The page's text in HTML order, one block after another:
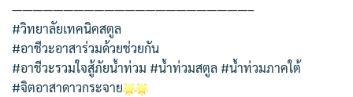
———————————————————————–
#วิทยาลัยเทคนิคสตูล
#อาชีวะอาสาร่วมด้วยช่วยกัน
#อาชีวะรวมใจสู้ภัยน้ำท่วม #น้ำท่วมสตูล #น้ำท่วมภาคใต้
#จิตอาสาดาวกระจาย